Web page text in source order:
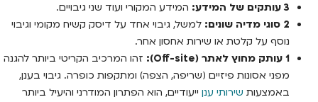
3 עותקים של המידע:
המידע המקורי ועוד שני גיבויים.
2 סוגי מדיה שונים:
למשל, גיבוי אחד על דיסק קשיח מקומי וגיבוי
נוסף על קלטת או שירות אחסון אחר.
1 עותק מחוץ לאתר (Off-site):
זהו המרכיב הקריטי ביותר להגנה
מפני אסונות פיזיים (שריפה, הצפה) ומתקפות כופרה. גיבוי בענן,
באמצעות שירותי ענן ייעודיים, הוא הפתרון המודרני והיעיל ביותר